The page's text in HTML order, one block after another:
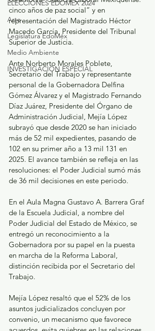
ELECCIONES EDOMEX 2024
Arte
Legislatura EdoMéx
Medio Ambiente
INVESTIGACIÓN ESPECIAL
cinco años de paz social” y en
representación del Magistrado Héctor
Macedo García, Presidente del Tribunal
Superior de Justicia.
Ante Norberto Morales Poblete,
Secretario del Trabajo y representante
personal de la Gobernadora Delfina
Gómez Álvarez y el Magistrado Fernando
Díaz Juárez, Presidente del Órgano de
Administración Judicial, Mejía López
subrayó que desde 2020 se han iniciado
más de 52 mil expedientes, pasando de
102 en su primer año a 13 mil 131 en
2025. El avance también se refleja en las
resoluciones: el Poder Judicial sumó más
de 36 mil decisiones en este periodo.
En el Aula Magna Gustavo A. Barrera Graf
de la Escuela Judicial, a nombre del
Poder Judicial del Estado de México, se
entregó un reconocimiento a la
Gobernadora por su papel en la puesta
en marcha de la Reforma Laboral,
distinción recibida por el Secretario del
Trabajo.
Mejía López resaltó que el 52% de los
asuntos judicializados concluyen por
convenio, un mecanismo que favorece